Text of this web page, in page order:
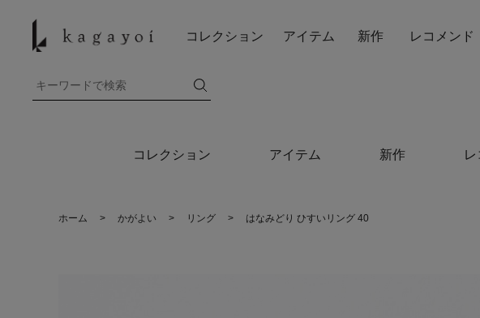
コレクション アイテム 新作 レ
コレクション アイテム 新作 レコメンド
ホーム > かがよい > リング > はなみどり ひすいリング 40